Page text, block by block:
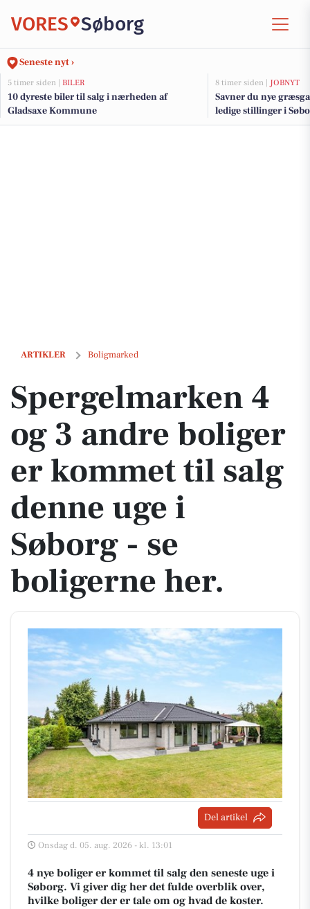
VORES Søborg
Seneste nyt ›
5 timer siden | BILER
10 dyreste biler til salg i nærheden af
Gladsaxe Kommune
8 timer siden | JOBNYT
Savner du nye
ledige stillinger i
ARTIKLER Boligmarked
Spergelmarken 4 og 3 andre boliger er kommet til salg denne uge i
Spergelmarken 4
og 3 andre boliger
er kommet til salg
denne uge i
Søborg - se
boligerne her.
Del artikel
Onsdag d. 05. aug. 2026 - kl. 13:01
4 nye boliger er kommet til salg den seneste uge i
Søborg. Vi giver dig her det fulde overblik over,
hvilke boliger der er tale om og hvad de koster.